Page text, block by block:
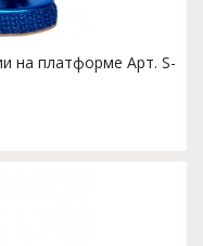
на платформе Арт. S-